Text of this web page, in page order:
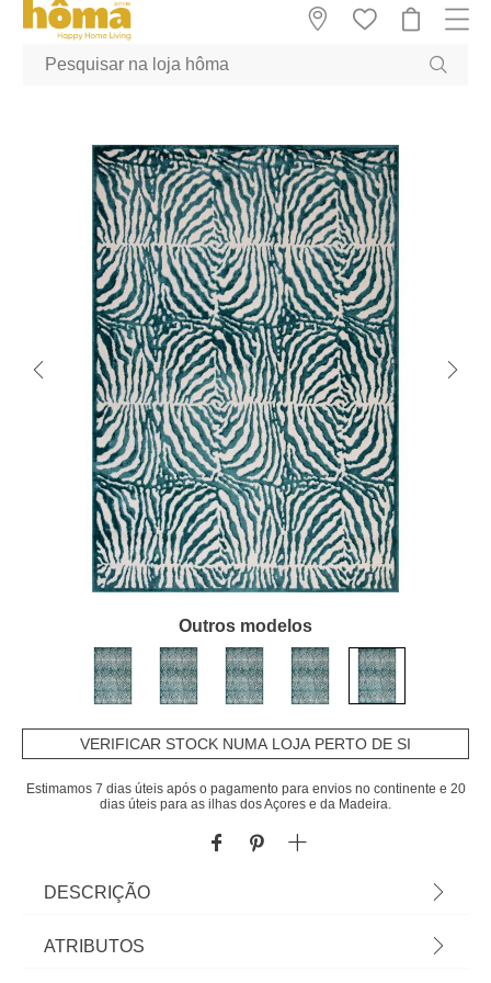
GTM-MFRK69Z true
Outros modelos
VERIFICAR STOCK NUMA LOJA PERTO DE SI
Estimamos 7 dias úteis após o pagamento para envios no continente e 20
dias úteis para as ilhas dos Açores e da Madeira.
DESCRIÇÃO
Tapete Zaha Zebra Azul 200x285cm | Artigo
ATRIBUTOS